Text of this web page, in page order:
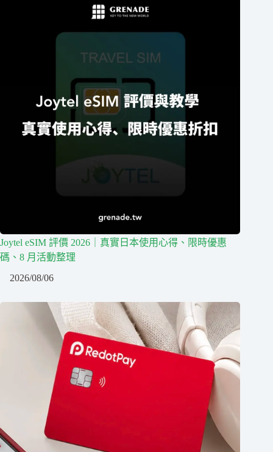
Joytel eSIM 評價 2026｜真實日本使用心得、限時優惠
碼、8 月活動整理
2026/08/06